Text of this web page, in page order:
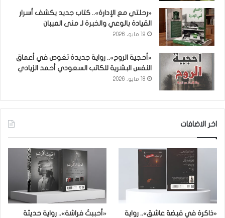
«رحلتي مع الإدارة».. كتاب جديد يكشف أسرار
القيادة بالوعي والخبرة لـ منى العيبان
19 مايو، 2026
«أحجية الروح».. رواية جديدة تغوص في أعماق
النفس البشرية للكاتب السعودي أحمد الزيادي
18 مايو، 2026
اخر الاضافات
«ذاكرة في قبضة عاشق».. رواية «أحببتُ فراشة».. رواية حديثة